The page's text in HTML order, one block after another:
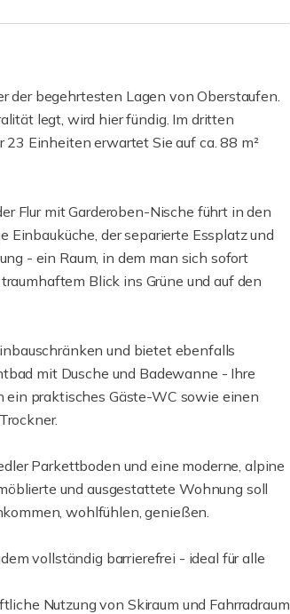
der begehrtesten Lagen von Oberstaufen.
legt, wird hier fündig. Im dritten
Einheiten erwartet Sie auf ca. 88 m²
Flur mit Garderoben-Nische führt in den
der separierte Essplatz und
- ein Raum, in dem man sich sofort
Blick ins Grüne und auf den
und bietet ebenfalls
mit Dusche und Badewanne - Ihre
ein praktisches Gäste-WC sowie einen
Parkettboden und eine moderne, alpine
und ausgestattete Wohnung soll
wohlfühlen, genießen.
vollständig barrierefrei - ideal für alle
Nutzung von Skiraum und Fahrradraum